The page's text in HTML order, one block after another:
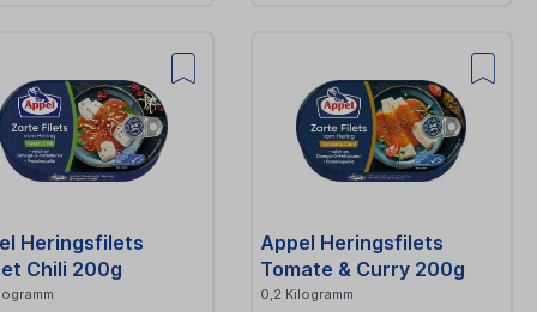
n
t
i
y
n
t
i
y
Heringsfilets
Chili 200g
Appel Heringsfilets
Tomate & Curry 200g
0,2 Kilogramm